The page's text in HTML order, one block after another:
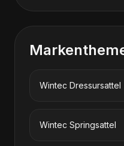
Wintec Dressursattel
Wintec Springsattel